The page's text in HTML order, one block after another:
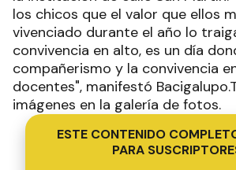
los chicos que el valor que ellos
vivenciado durante el año lo
convivencia en alto, es un día
compañerismo y la convivencia
docentes", manifestó
imágenes en la galería de fotos.
ESTE CONTENIDO
PARA